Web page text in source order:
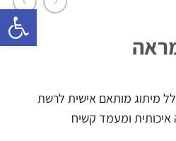
מיתוג מותאם אישית לרשת
איכותית ומעמד קשיח
פתח